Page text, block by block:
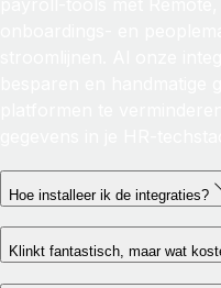
Hoe installeer ik de integraties?
Klinkt fantastisch, maar wat